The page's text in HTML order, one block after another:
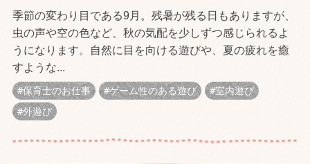
季節の変わり目である9月。残暑が残る日もありますが、
虫の声や空の色など、秋の気配を少しずつ感じられるよ
うになります。自然に目を向ける遊びや、夏の疲れを癒
すような...
保育士のお仕事 ゲーム性のある遊び
室内遊び
外遊び